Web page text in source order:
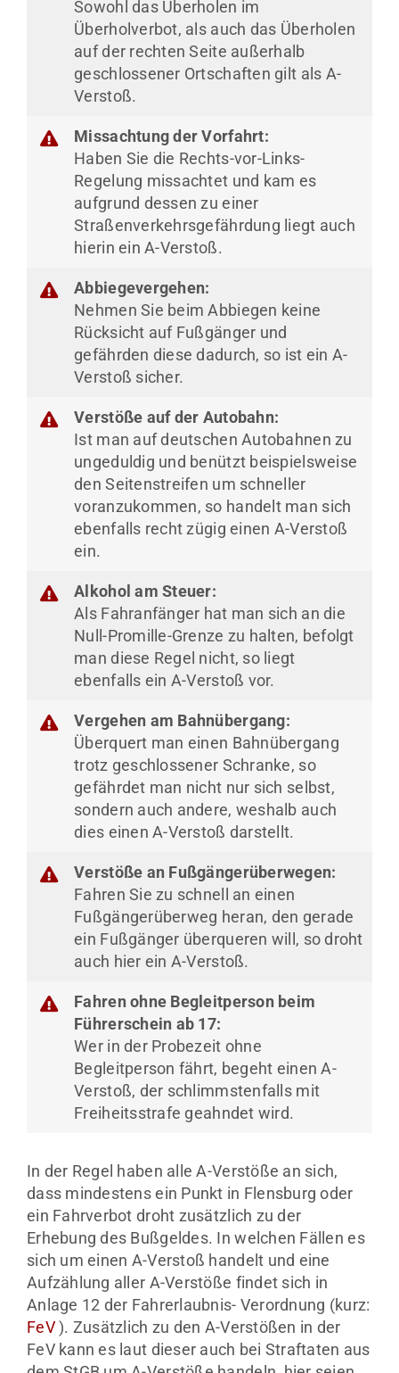
Sowohl das Überholen im
Überholverbot, als auch das Überholen
auf der rechten Seite außerhalb
geschlossener Ortschaften gilt als A-
Verstoß.
Missachtung der Vorfahrt:
Haben Sie die Rechts-vor-Links-
Regelung missachtet und kam es
aufgrund dessen zu einer
Straßenverkehrsgefährdung liegt auch
hierin ein A-Verstoß.
Abbiegevergehen:
Nehmen Sie beim Abbiegen keine
Rücksicht auf Fußgänger und
gefährden diese dadurch, so ist ein A-
Verstoß sicher.
Verstöße auf der Autobahn:
Ist man auf deutschen Autobahnen zu
ungeduldig und benützt beispielsweise
den Seitenstreifen um schneller
voranzukommen, so handelt man sich
ebenfalls recht zügig einen A-Verstoß
ein.
Alkohol am Steuer:
Als Fahranfänger hat man sich an die
Null-Promille-Grenze zu halten, befolgt
man diese Regel nicht, so liegt
ebenfalls ein A-Verstoß vor.
Vergehen am Bahnübergang:
Überquert man einen Bahnübergang
trotz geschlossener Schranke, so
gefährdet man nicht nur sich selbst,
sondern auch andere, weshalb auch
dies einen A-Verstoß darstellt.
Verstöße an Fußgängerüberwegen:
Fahren Sie zu schnell an einen
Fußgängerüberweg heran, den gerade
ein Fußgänger überqueren will, so droht
auch hier ein A-Verstoß.
Fahren ohne Begleitperson beim
Führerschein ab 17:
Wer in der Probezeit ohne
Begleitperson fährt, begeht einen A-
Verstoß, der schlimmstenfalls mit
Freiheitsstrafe geahndet wird.
In der Regel haben alle A-Verstöße an sich,
dass mindestens ein Punkt in Flensburg oder
ein Fahrverbot droht zusätzlich zu der
Erhebung des Bußgeldes. In welchen Fällen es
sich um einen A-Verstoß handelt und eine
Aufzählung aller A-Verstöße findet sich in
Anlage 12 der Fahrerlaubnis- Verordnung (kurz:
FeV). Zusätzlich zu den A-Verstößen in der
FeV kann es laut dieser auch bei Straftaten aus